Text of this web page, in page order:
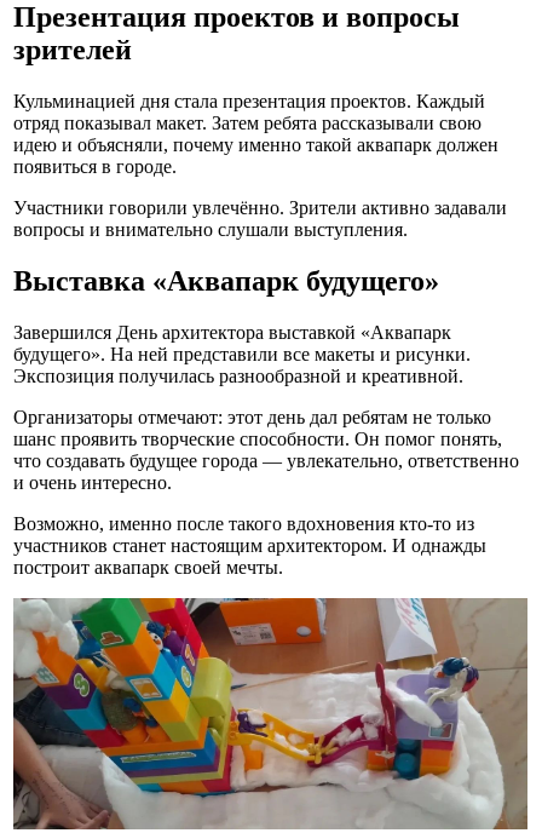
Презентация проектов и вопросы
зрителей
Кульминацией дня стала презентация проектов. Каждый
отряд показывал макет. Затем ребята рассказывали свою
идею и объясняли, почему именно такой аквапарк должен
появиться в городе.
Участники говорили увлечённо. Зрители активно задавали
вопросы и внимательно слушали выступления.
Выставка «Аквапарк будущего»
Завершился День архитектора выставкой «Аквапарк
будущего». На ней представили все макеты и рисунки.
Экспозиция получилась разнообразной и креативной.
Организаторы отмечают: этот день дал ребятам не только
шанс проявить творческие способности. Он помог понять,
что создавать будущее города — увлекательно, ответственно
и очень интересно.
Возможно, именно после такого вдохновения кто-то из
участников станет настоящим архитектором. И однажды
построит аквапарк своей мечты.